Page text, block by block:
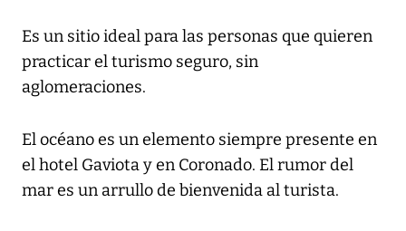
Es un sitio ideal para las personas que quieren
practicar el turismo seguro, sin
aglomeraciones.
El océano es un elemento siempre presente en
el hotel Gaviota y en Coronado. El rumor del
mar es un arrullo de bienvenida al turista.